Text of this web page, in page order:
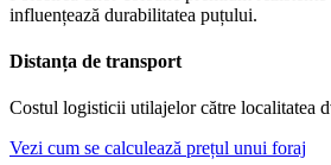
influențează durabilitatea puțului.
Distanța de transport
Costul logisticii utilajelor către localitatea
Vezi cum se calculează prețul unui foraj